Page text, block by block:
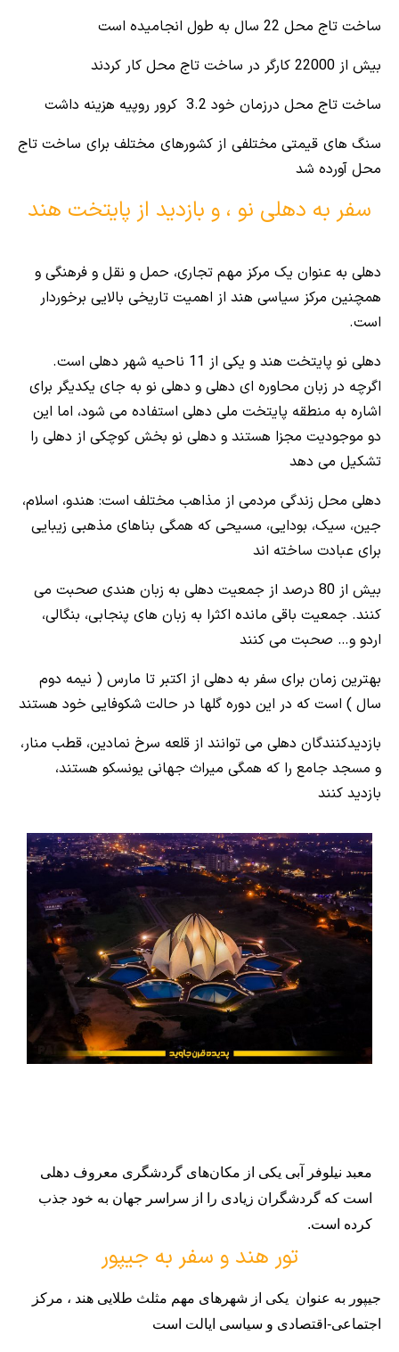
ساخت تاج محل 22 سال به طول انجامیده است
بیش از 22000 کارگر در ساخت تاج محل کار کردند
ساخت تاج محل درزمان خود 3.2 کرور روپیه هزینه داشت
سنگ های قیمتی مختلفی از کشورهای مختلف برای ساخت تاج
محل آورده شد
سفر به دهلی نو ، و بازدید از پایتخت هند
دهلی به عنوان یک مرکز مهم تجاری، حمل و نقل و فرهنگی و
همچنین مرکز سیاسی هند از اهمیت تاریخی بالایی برخوردار
است.
دهلی نو پایتخت هند و یکی از 11 ناحیه شهر دهلی است.
اگرچه در زبان محاوره ای دهلی و دهلی نو به جای یکدیگر برای
اشاره به منطقه پایتخت ملی دهلی استفاده می شود، اما این
دو موجودیت مجزا هستند و دهلی نو بخش کوچکی از دهلی را
تشکیل می دهد
دهلی محل زندگی مردمی از مذاهب مختلف است: هندو، اسلام،
جین، سیک، بودایی، مسیحی که همگی بناهای مذهبی زیبایی
برای عبادت ساخته اند
بیش از 80 درصد از جمعیت دهلی به زبان هندی صحبت می
کنند. جمعیت باقی مانده اکثرا به زبان های پنجابی، بنگالی،
اردو و… صحبت می کنند
بهترین زمان برای سفر به دهلی از اکتبر تا مارس ( نیمه دوم
سال ) است که در این دوره گلها در حالت شکوفایی خود هستند
بازدیدکنندگان دهلی می توانند از قلعه سرخ نمادین، قطب منار،
و مسجد جامع را که همگی میراث جهانی یونسکو هستند،
بازدید کنند
معبد نیلوفر آبی یکی از مکان‌های گردشگری معروف دهلی
است که گردشگران زیادی را از سراسر جهان به خود جذب
کرده است.
تور هند و سفر به جیپور
جیپور به عنوان یکی از شهرهای مهم مثلث طلایی هند ، مرکز
اجتماعی-اقتصادی و سیاسی ایالت است